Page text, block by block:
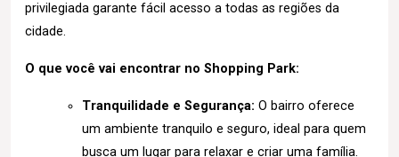
privilegiada garante fácil acesso a todas as regiões da
cidade.
O que você vai encontrar no Shopping Park:
Tranquilidade e Segurança: O bairro oferece
um ambiente tranquilo e seguro, ideal para quem
busca um lugar para relaxar e criar uma família.